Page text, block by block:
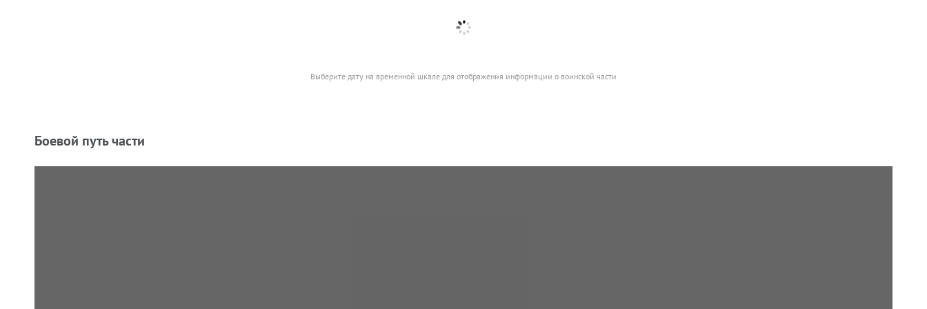
Выберите дату на временной шкале для отображения информации о воинской части
Боевой путь части